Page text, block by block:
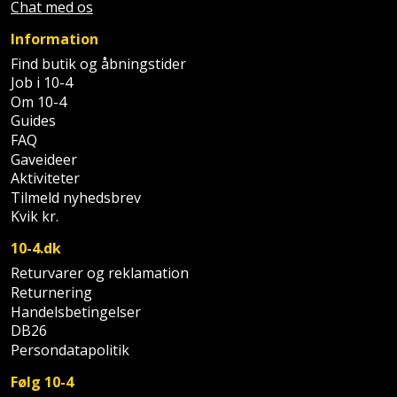
Sternbeklædning
Tag
og
tagplader
Terrassebrædder
Terrasseopklodsning
til
byggeri
Træ
Palleløfter
Polsøger
Profilsaks
Reb
og
snor
Renseservietter
og
wipes
Sækkelukker
Saks
Industristøvsuger
Kantlimer
Kantlimertilbehør
Kap-
og
geringssav
Kerneboremaskine
Klammepistol
Klippeværktøj
Kombokit
Højbede
Højtaler
Hylder
Jagt
og
fritid
Jul
Kaffe
Klæbesøm
Køkkenudstyr
Chat med os
Information
Find butik og åbningstider
Job i 10-4
Om 10-4
Guides
FAQ
Gaveideer
Aktiviteter
Tilmeld nyhedsbrev
Kvik kr.
10-4.dk
Returvarer og reklamation
Returnering
Handelsbetingelser
DB26
Persondatapolitik
Følg 10-4